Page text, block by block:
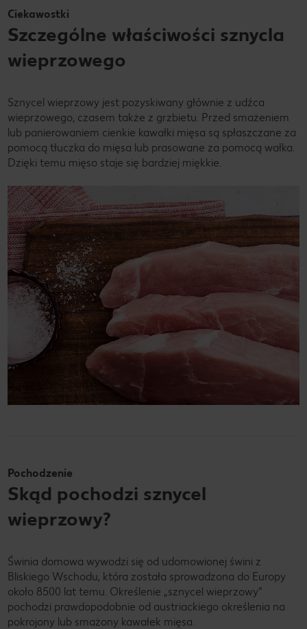
Ciekawostki
Szczególne właściwości sznycla
wieprzowego
Sznycel wieprzowy jest pozyskiwany głównie z udźca
wieprzowego, czasem także z grzbietu. Przed smażeniem
lub panierowaniem cienkie kawałki mięsa są spłaszczane za
pomocą tłuczka do mięsa lub prasowane za pomocą wałka.
Dzięki temu mięso staje się bardziej miękkie.
Pochodzenie
Skąd pochodzi sznycel
wieprzowy?
Świnia domowa wywodzi się od udomowionej świni z
Bliskiego Wschodu, która została sprowadzona do Europy
około 8500 lat temu. Określenie „sznycel wieprzowy”
pochodzi prawdopodobnie od austriackiego określenia na
pokrojony lub smażony kawałek mięsa.